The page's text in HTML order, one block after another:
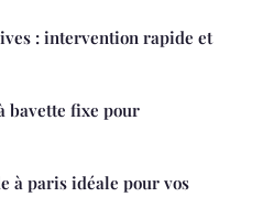
: intervention rapide et
bavette fixe pour
à paris idéale pour vos